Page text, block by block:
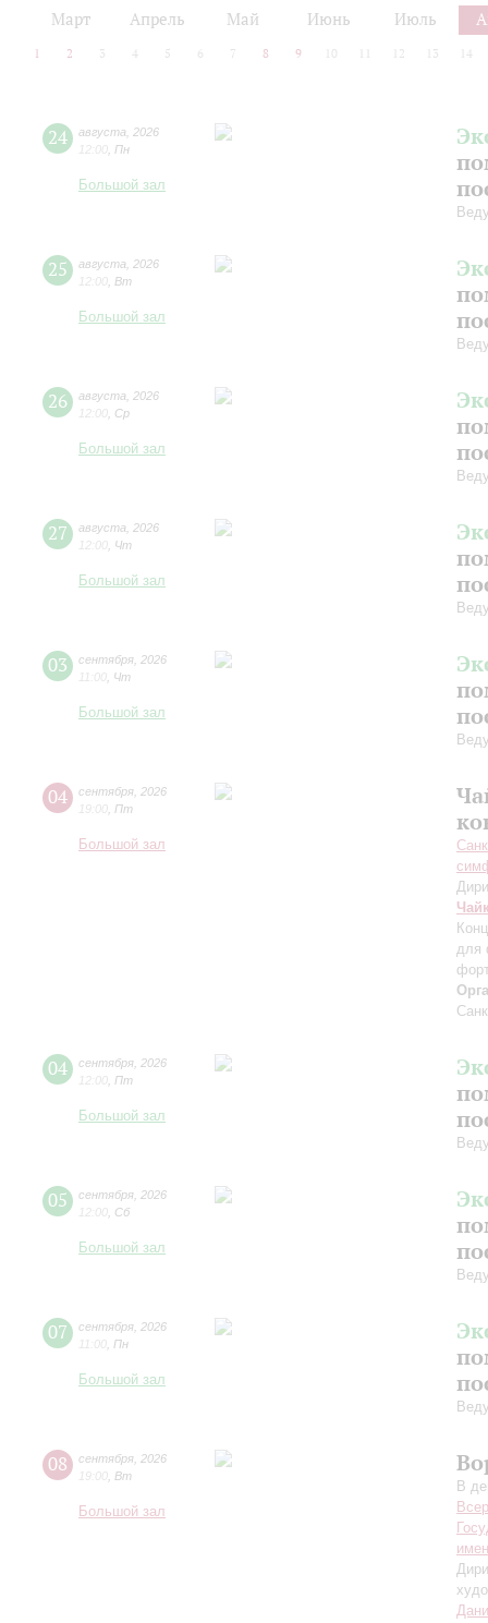
Март Апрель Май Июнь Июль
1 2 3 4 5 6 7 8 9 10 12 13 14
24 августа
2026
12:00 Пн
Большой зал
25 августа
2026
12:00 Вт
Большой зал
26 августа
2026
12:00 Ср
Большой зал
27 августа
2026
12:00 Чт
Большой зал
03 сентября 2026
11:00 Чт
Большой зал
04 сентября 2026
19:00 Пт
Большой зал
для
04 сентября 2026
12:00 Пт
Большой зал
05 сентября 2026
12:00 Сб
Большой зал
07 сентября 2026
11:00 Пн
Большой зал
08 сентября 2026
19:00 Вт
Большой зал
В